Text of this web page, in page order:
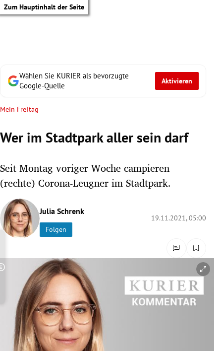
Zum Hauptinhalt der Seite
Untermenü
Untermenü
Untermenü
Untermenü
Untermenü
Untermenü
Wählen Sie KURIER als bevorzugte
Google-Quelle
Aktivieren
Mein Freitag
Wer im Stadtpark aller sein darf
Seit Montag voriger Woche campieren
(rechte) Corona-Leugner im Stadtpark.
Julia Schrenk
Folgen
19.11.2021, 05:00
Copyright-Hinweis öffnen/schließen